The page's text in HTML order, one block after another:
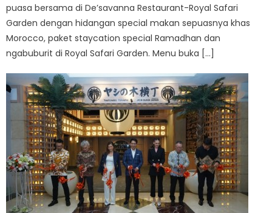
puasa bersama di De’savanna Restaurant-Royal Safari
Garden dengan hidangan special makan sepuasnya khas
Morocco, paket staycation special Ramadhan dan
ngabuburit di Royal Safari Garden. Menu buka […]